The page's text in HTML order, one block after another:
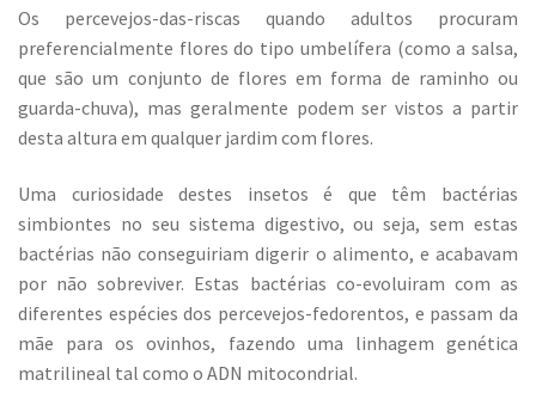
Os percevejos-das-riscas quando adultos procuram
preferencialmente flores do tipo umbelífera (como a salsa,
que são um conjunto de flores em forma de raminho ou
guarda-chuva), mas geralmente podem ser vistos a partir
desta altura em qualquer jardim com flores.
Uma curiosidade destes insetos é que têm bactérias
simbiontes no seu sistema digestivo, ou seja, sem estas
bactérias não conseguiriam digerir o alimento, e acabavam
por não sobreviver. Estas bactérias co-evoluiram com as
diferentes espécies dos percevejos-fedorentos, e passam da
mãe para os ovinhos, fazendo uma linhagem genética
matrilineal tal como o ADN mitocondrial.